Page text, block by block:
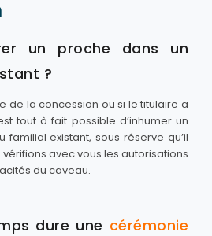
un proche dans un
?
de la concession ou si le titulaire a
tout à fait possible d’inhumer un
existant, sous réserve qu’il
avec vous les autorisations
du caveau.
dure une cérémonie